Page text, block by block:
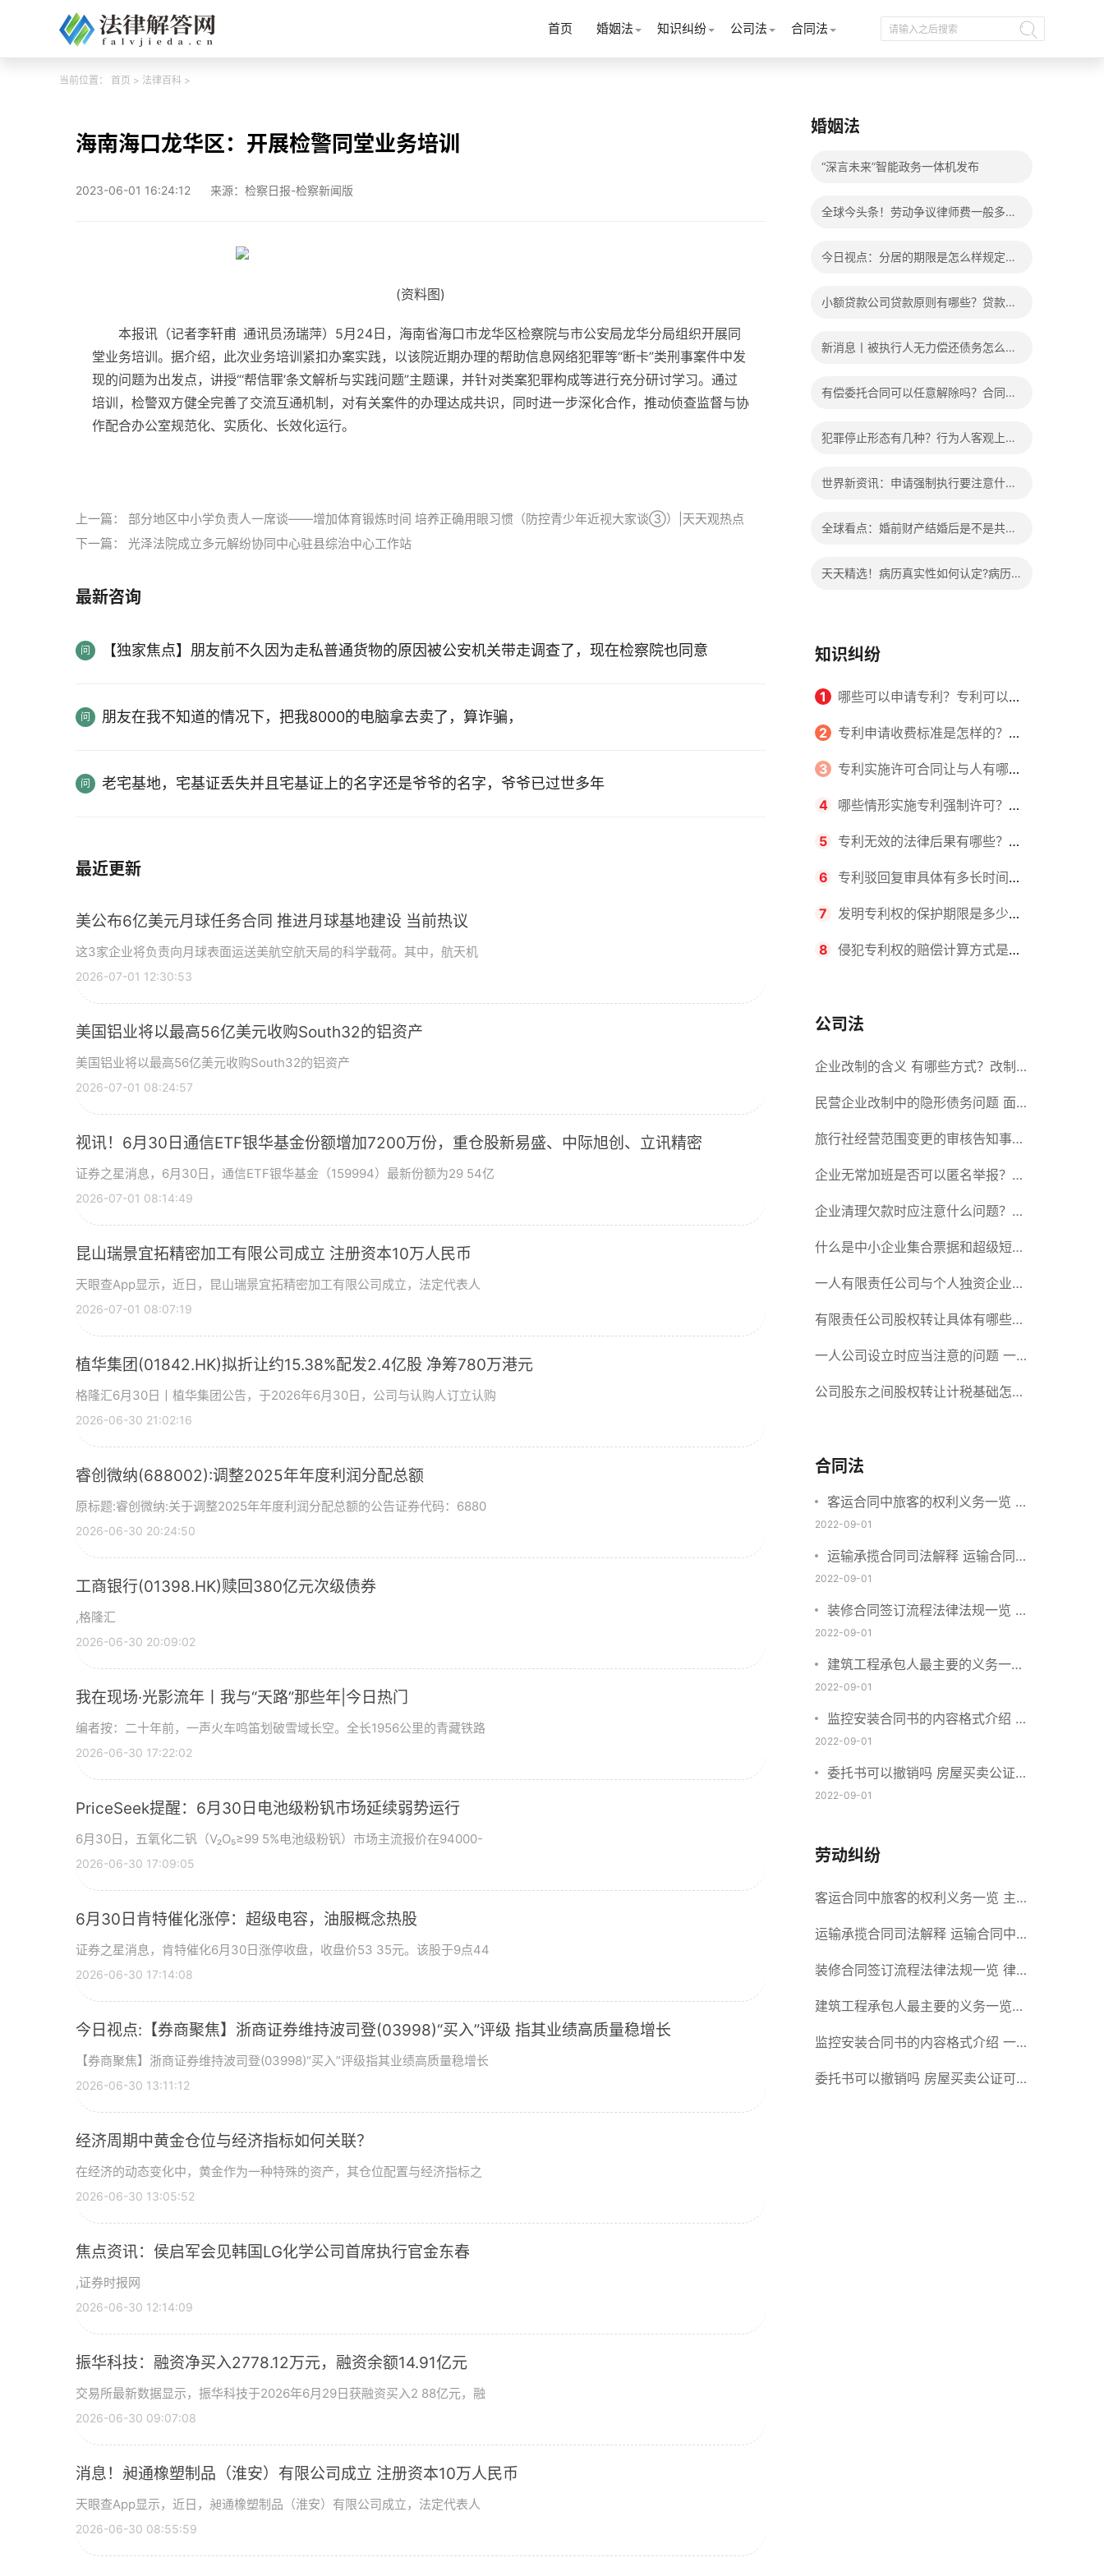
首页 婚姻法 知识纠纷 公司法 合同法
当前位置： 首页 > 法律百科 >
海南海口龙华区：开展检警同堂业务培训
2023-06-01 16:24:12 来源：检察日报-检察新闻版
(资料图)
本报讯（记者李轩甫 通讯员汤瑞萍）5月24日，海南省海口市龙华区检察院与市公安局龙华分局组织开展同
堂业务培训。据介绍，此次业务培训紧扣办案实践，以该院近期办理的帮助信息网络犯罪等“断卡”类刑事案件中发
现的问题为出发点，讲授“‘帮信罪’条文解析与实践问题”主题课，并针对类案犯罪构成等进行充分研讨学习。通过
培训，检警双方健全完善了交流互通机制，对有关案件的办理达成共识，同时进一步深化合作，推动侦查监督与协
作配合办公室规范化、实质化、长效化运行。
上一篇： 部分地区中小学负责人一席谈——增加体育锻炼时间 培养正确用眼习惯（防控青少年近视大家谈③）|天天观热点
下一篇： 光泽法院成立多元解纷协同中心驻县综治中心工作站
最新咨询
【独家焦点】朋友前不久因为走私普通货物的原因被公安机关带走调查了，现在检察院也同意
朋友在我不知道的情况下，把我8000的电脑拿去卖了，算诈骗，
老宅基地，宅基证丢失并且宅基证上的名字还是爷爷的名字，爷爷已过世多年
最近更新
美公布6亿美元月球任务合同 推进月球基地建设 当前热议
这3家企业将负责向月球表面运送美航空航天局的科学载荷。其中，航天机
2026-07-01 12:30:53
美国铝业将以最高56亿美元收购South32的铝资产
美国铝业将以最高56亿美元收购South32的铝资产
2026-07-01 08:24:57
视讯！6月30日通信ETF银华基金份额增加7200万份，重仓股新易盛、中际旭创、立讯精密
证券之星消息，6月30日，通信ETF银华基金（159994）最新份额为29 54亿
2026-07-01 08:14:49
昆山瑞景宜拓精密加工有限公司成立 注册资本10万人民币
天眼查App显示，近日，昆山瑞景宜拓精密加工有限公司成立，法定代表人
2026-07-01 08:07:19
植华集团(01842.HK)拟折让约15.38%配发2.4亿股 净筹780万港元
格隆汇6月30日丨植华集团公告，于2026年6月30日，公司与认购人订立认购
2026-06-30 21:02:16
睿创微纳(688002):调整2025年年度利润分配总额
原标题:睿创微纳:关于调整2025年年度利润分配总额的公告证券代码：6880
2026-06-30 20:24:50
工商银行(01398.HK)赎回380亿元次级债券
,格隆汇
2026-06-30 20:09:02
我在现场·光影流年丨我与“天路”那些年|今日热门
编者按：二十年前，一声火车鸣笛划破雪域长空。全长1956公里的青藏铁路
2026-06-30 17:22:02
PriceSeek提醒：6月30日电池级粉钒市场延续弱势运行
6月30日，五氧化二钒（V₂O₅≥99 5%电池级粉钒）市场主流报价在94000-
2026-06-30 17:09:05
6月30日肯特催化涨停：超级电容，油服概念热股
证券之星消息，肯特催化6月30日涨停收盘，收盘价53 35元。该股于9点44
2026-06-30 17:14:08
今日视点:【券商聚焦】浙商证券维持波司登(03998)“买入”评级 指其业绩高质量稳增长
【券商聚焦】浙商证券维持波司登(03998)“买入”评级指其业绩高质量稳增长
2026-06-30 13:11:12
经济周期中黄金仓位与经济指标如何关联？
在经济的动态变化中，黄金作为一种特殊的资产，其仓位配置与经济指标之
2026-06-30 13:05:52
焦点资讯：侯启军会见韩国LG化学公司首席执行官金东春
,证券时报网
2026-06-30 12:14:09
振华科技：融资净买入2778.12万元，融资余额14.91亿元
交易所最新数据显示，振华科技于2026年6月29日获融资买入2 88亿元，融
2026-06-30 09:07:08
消息！昶通橡塑制品（淮安）有限公司成立 注册资本10万人民币
天眼查App显示，近日，昶通橡塑制品（淮安）有限公司成立，法定代表人
2026-06-30 08:55:59
婚姻法
“深言未来”智能政务一体机发布
全球今头条！劳动争议律师费一般多少
今日视点：分居的期限是怎么样规定
小额贷款公司贷款原则有哪些？贷款不
新消息丨被执行人无力偿还债务怎么
有偿委托合同可以任意解除吗？合同无
犯罪停止形态有几种？行为人客观上实
世界新资讯：申请强制执行要注意什么
全球看点：婚前财产结婚后是不是共同
天天精选！病历真实性如何认定?病历
知识纠纷
1 哪些可以申请专利？专利可以同
时多个人一起申请吗？
2 专利申请收费标准是怎样的？申
请不同类型的专利所需要的钱不同
3 专利实施许可合同让与人有哪些
主要义务？专利实施许可合同与专利
许可合同有什么区别？
4 哪些情形实施专利强制许可？专
利强制许可的前提条件是什么？
5 专利无效的法律后果有哪些？专
利的无效情形有哪些？
6 专利驳回复审具体有多长时间？
哪些情况下专利申请可能被驳回？
7 发明专利权的保护期限是多少
年？非专利发明人是否有专利申请
8 侵犯专利权的赔偿计算方式是什
间？
公司法
企业改制的含义 有哪些方式？改制
后国企员工属于什么性质？
民营企业改制中的隐形债务问题 面
对隐形债务问题应该如何解决？
旅行社经营范围变更的审核告知事项
旅游业的发展现状和趋势
企业无常加班是否可以匿名举报？强
制加班公司没有加班费怎么办？
企业清理欠款时应注意什么问题？企
业短期借款需要注意哪些事项？
什么是中小企业集合票据和超级短期
融资券？一起来了解一下吧！
一人有限责任公司与个人独资企业的
区别 这些知识你都知道吗？
有限责任公司股权转让具体有哪些形
式？来了解下这五种形式
一人公司设立时应当注意的问题 一
人公司的特征
公司股东之间股权转让计税基础怎么
合什么要件？
合同法
客运合同中旅客的权利义务一览 主
要包括这些内容
2022-09-01
运输承揽合同司法解释 运输合同中
承运人的义务有哪些
2022-09-01
装修合同签订流程法律法规一览 律
师解答
2022-09-01
建筑工程承包人最主要的义务一览
承包合同内容介绍
2022-09-01
监控安装合同书的内容格式介绍 一
般包括这些条款
2022-09-01
委托书可以撤销吗 房屋买卖公证可
否撤销
2022-09-01
劳动纠纷
客运合同中旅客的权利义务一览 主
要包括这些内容
运输承揽合同司法解释 运输合同中
承运人的义务有哪些
装修合同签订流程法律法规一览 律
师解答
建筑工程承包人最主要的义务一览
承包合同内容介绍
监控安装合同书的内容格式介绍 一
般包括这些条款
委托书可以撤销吗 房屋买卖公证可